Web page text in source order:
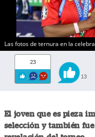
Las fotos de ternura en la
23
13
El joven que es pieza
selección y también